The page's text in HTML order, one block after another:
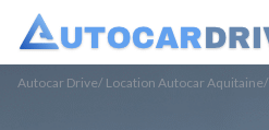
Autocar Drive/ Location Autocar Aquitaine/